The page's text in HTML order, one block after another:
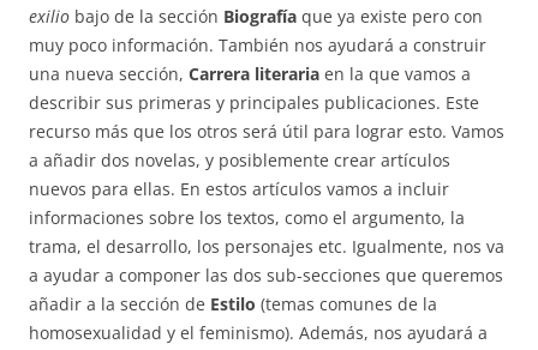
exilio bajo de la sección Biografía que ya existe pero con
muy poco información. También nos ayudará a construir
una nueva sección, Carrera literaria en la que vamos a
describir sus primeras y principales publicaciones. Este
recurso más que los otros será útil para lograr esto. Vamos
a añadir dos novelas, y posiblemente crear artículos
nuevos para ellas. En estos artículos vamos a incluir
informaciones sobre los textos, como el argumento, la
trama, el desarrollo, los personajes etc. Igualmente, nos va
a ayudar a componer las dos sub-secciones que queremos
añadir a la sección de Estilo (temas comunes de la
homosexualidad y el feminismo). Además, nos ayudará a